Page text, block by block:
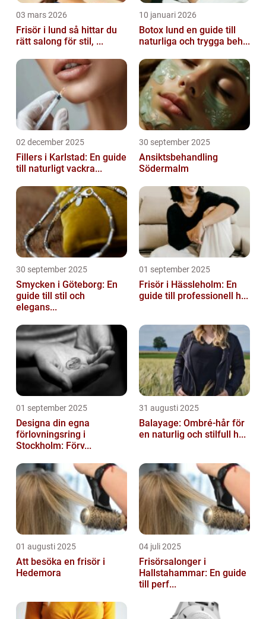
03 mars 2026
Frisör i lund så hittar du
rätt salong för stil, ...
10 januari 2026
Botox lund en guide till
naturliga och trygga beh...
02 december 2025
Fillers i Karlstad: En guide
till naturligt vackra...
30 september 2025
Ansiktsbehandling
Södermalm
30 september 2025
Smycken i Göteborg: En
guide till stil och
elegans...
01 september 2025
Frisör i Hässleholm: En
guide till professionell h...
01 september 2025
Designa din egna
förlovningsring i
Stockholm: Förv...
31 augusti 2025
Balayage: Ombré-hår för
en naturlig och stilfull h...
01 augusti 2025
Att besöka en frisör i
Hedemora
04 juli 2025
Frisörsalonger i
Hallstahammar: En guide
till perf...